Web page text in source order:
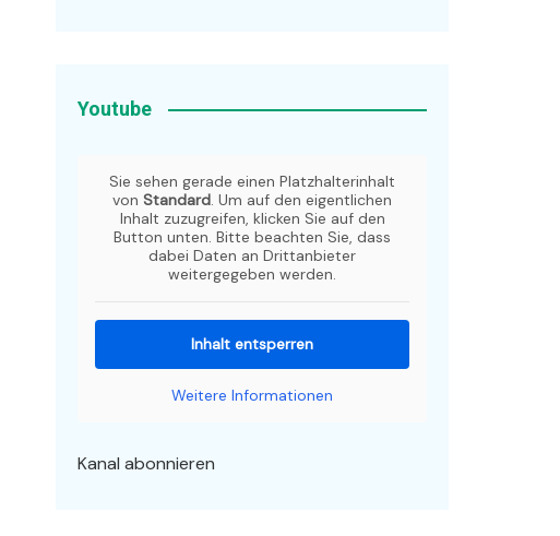
Youtube
Sie sehen gerade einen Platzhalterinhalt
von Standard. Um auf den eigentlichen
Inhalt zuzugreifen, klicken Sie auf den
Button unten. Bitte beachten Sie, dass
dabei Daten an Drittanbieter
weitergegeben werden.
Inhalt entsperren
Weitere Informationen
Kanal abonnieren